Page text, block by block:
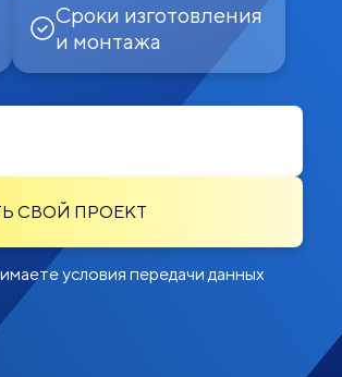
Сроки изготовления
и монтажа
СВОЙ ПРОЕКТ
условия передачи данных